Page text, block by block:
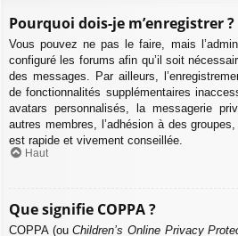
Pourquoi dois-je m’enregistrer ?
Vous pouvez ne pas le faire, mais
configuré les forums afin qu’il soit
des messages. Par ailleurs,
de fonctionnalités supplémentaires
avatars personnalisés, la messagerie
autres membres, l’adhésion à des
est rapide et vivement conseillée.
Haut
Que signifie COPPA ?
COPPA (ouChildren’s Online Privacy